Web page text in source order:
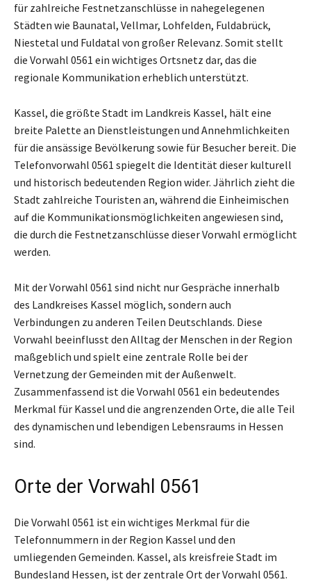
für zahlreiche Festnetzanschlüsse in nahegelegenen
Städten wie Baunatal, Vellmar, Lohfelden, Fuldabrück,
Niestetal und Fuldatal von großer Relevanz. Somit stellt
die Vorwahl 0561 ein wichtiges Ortsnetz dar, das die
regionale Kommunikation erheblich unterstützt.
Kassel, die größte Stadt im Landkreis Kassel, hält eine
breite Palette an Dienstleistungen und Annehmlichkeiten
für die ansässige Bevölkerung sowie für Besucher bereit. Die
Telefonvorwahl 0561 spiegelt die Identität dieser kulturell
und historisch bedeutenden Region wider. Jährlich zieht die
Stadt zahlreiche Touristen an, während die Einheimischen
auf die Kommunikationsmöglichkeiten angewiesen sind,
die durch die Festnetzanschlüsse dieser Vorwahl ermöglicht
werden.
Mit der Vorwahl 0561 sind nicht nur Gespräche innerhalb
des Landkreises Kassel möglich, sondern auch
Verbindungen zu anderen Teilen Deutschlands. Diese
Vorwahl beeinflusst den Alltag der Menschen in der Region
maßgeblich und spielt eine zentrale Rolle bei der
Vernetzung der Gemeinden mit der Außenwelt.
Zusammenfassend ist die Vorwahl 0561 ein bedeutendes
Merkmal für Kassel und die angrenzenden Orte, die alle Teil
des dynamischen und lebendigen Lebensraums in Hessen
sind.
Orte der Vorwahl 0561
Die Vorwahl 0561 ist ein wichtiges Merkmal für die
Telefonnummern in der Region Kassel und den
umliegenden Gemeinden. Kassel, als kreisfreie Stadt im
Bundesland Hessen, ist der zentrale Ort der Vorwahl 0561.